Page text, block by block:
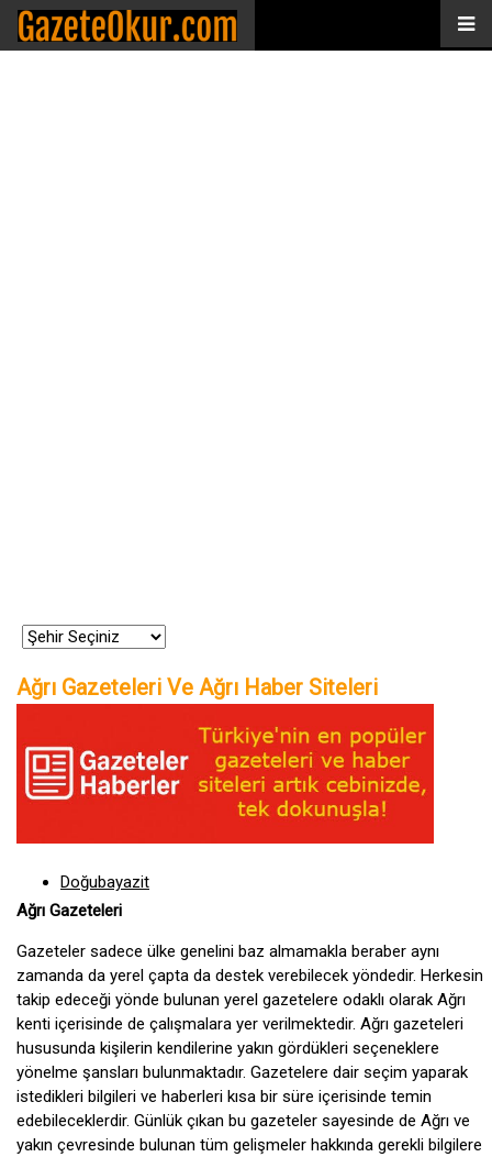
Ağrı Gazeteleri Ve Ağrı Haber Siteleri
Doğubayazit
Ağrı Gazeteleri
Gazeteler sadece ülke genelini baz almamakla beraber aynı
zamanda da yerel çapta da destek verebilecek yöndedir. Herkesin
takip edeceği yönde bulunan yerel gazetelere odaklı olarak Ağrı
kenti içerisinde de çalışmalara yer verilmektedir. Ağrı gazeteleri
hususunda kişilerin kendilerine yakın gördükleri seçeneklere
yönelme şansları bulunmaktadır. Gazetelere dair seçim yaparak
istedikleri bilgileri ve haberleri kısa bir süre içerisinde temin
edebileceklerdir. Günlük çıkan bu gazeteler sayesinde de Ağrı ve
yakın çevresinde bulunan tüm gelişmeler hakkında gerekli bilgilere